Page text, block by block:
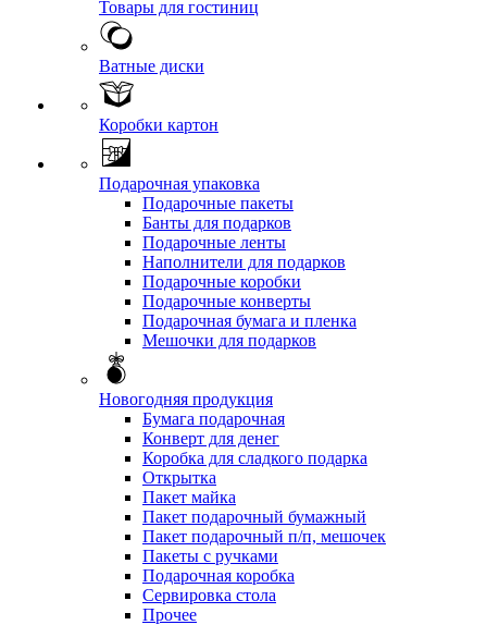
Товары для гостиниц
Ватные диски
Коробки картон
Подарочная упаковка
Подарочные пакеты
Банты для подарков
Подарочные ленты
Наполнители для подарков
Подарочные коробки
Подарочные конверты
Подарочная бумага и пленка
Мешочки для подарков
Новогодняя продукция
Бумага подарочная
Конверт для денег
Коробка для сладкого подарка
Открытка
Пакет майка
Пакет подарочный бумажный
Пакет подарочный п/п, мешочек
Пакеты с ручками
Подарочная коробка
Сервировка стола
Прочее